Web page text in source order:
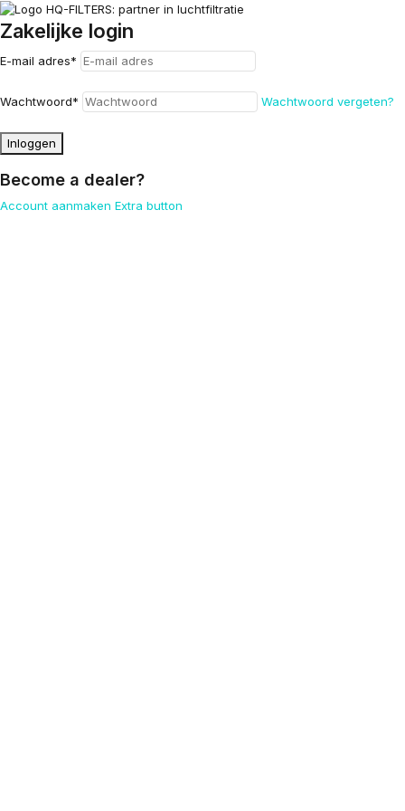
Zakelijke login
E-mail adres*
Wachtwoord* Wachtwoord vergeten?
Inloggen
Become a dealer?
Account aanmaken Extra button